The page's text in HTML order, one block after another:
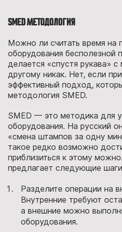
SMED методология
Можно ли считать время на
оборудования бесполезной
делается «спустя рукава»
другому никак. Нет, если
эффективный подход,
методология SMED.
SMED — это методика для
оборудования. На русский
«смена штампов за одну
такое редко возможно
приблизиться к этому
предлагает следующие
Разделите операции на
Внутренние требуют
а внешние можно
оборудования.